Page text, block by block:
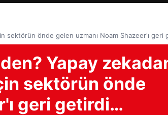
sektörün önde gelen uzmanı Noam Shazeer'ı geri
Yapay
sektörün önde
geri getirdi…